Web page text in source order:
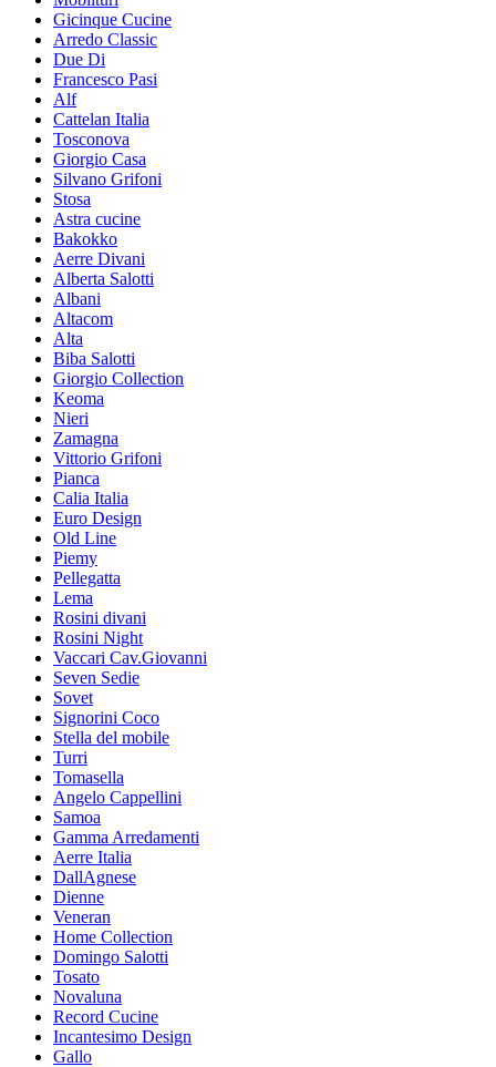
Gicinque Cucine
Arredo Classic
Due Di
Francesco Pasi
Alf
Cattelan Italia
Tosconova
Giorgio Casa
Silvano Grifoni
Stosa
Astra cucine
Bakokko
Aerre Divani
Alberta Salotti
Albani
Altacom
Alta
Biba Salotti
Giorgio Collection
Keoma
Nieri
Zamagna
Vittorio Grifoni
Pianca
Calia Italia
Euro Design
Old Line
Piemy
Pellegatta
Lema
Rosini divani
Rosini Night
Vaccari Cav.Giovanni
Seven Sedie
Sovet
Signorini Coco
Stella del mobile
Turri
Tomasella
Angelo Cappellini
Samoa
Gamma Arredamenti
Aerre Italia
DallAgnese
Dienne
Veneran
Home Collection
Domingo Salotti
Tosato
Novaluna
Record Cucine
Incantesimo Design
Gallo